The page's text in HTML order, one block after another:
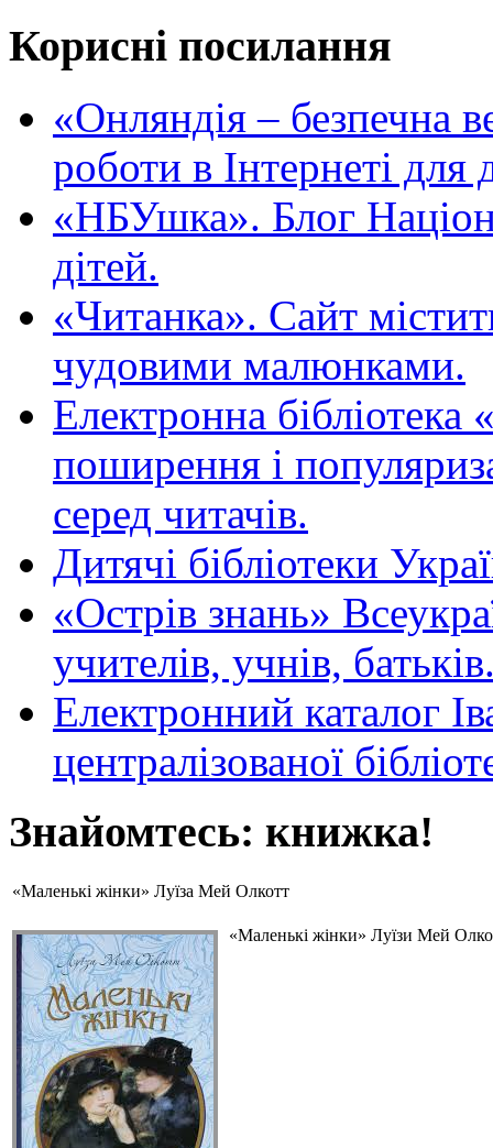
Корисні посилання
«Oнляндія – безпечна
роботи в Інтернеті для
«НБУшка». Блог
дітей.
«Читанка». Сайт
чудовими малюнками.
Електронна
поширення і
серед читачів.
Дитячі бібліотеки
«Острів знань»
учителів, учнів,
Електронний каталог
централізованої
Знайомтесь: книжка!
«Маленькі жінки» Луїза Мей Олкотт
«Маленькі жінки» Луїзи Мей